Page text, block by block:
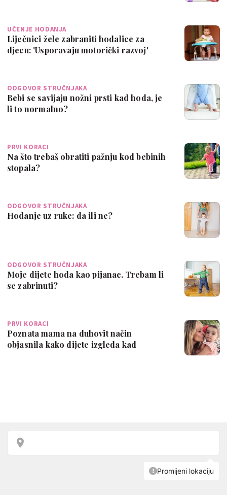
UČENJE HODANJA
Liječnici žele zabraniti hodalice za
djecu: 'Usporavaju motorički razvoj'
ODGOVOR STRUČNJAKA
Bebi se savijaju nožni prsti kad hoda, je
li to normalno?
PRVI KORACI
Na što trebaš obratiti pažnju kod bebinih
stopala?
ODGOVOR STRUČNJAKA
Hodanje uz ruke: da ili ne?
ODGOVOR STRUČNJAKA
Moje dijete hoda kao pijanac. Trebam li
se zabrinuti?
PRVI KORACI
Poznata mama na duhovit način
objasnila kako dijete izgleda kad